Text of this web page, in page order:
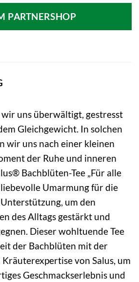
PARTNERSHOP
uns überwältigt, gestresst
Gleichgewicht. In solchen
wir uns nach einer kleinen
der Ruhe und inneren
Bachblüten-Tee „Für alle
liebevolle Umarmung für die
um den
des Alltags gestärkt und
Dieser wohltuende Tee
der Bachblüten mit der
von Salus, um
Geschmackserlebnis und